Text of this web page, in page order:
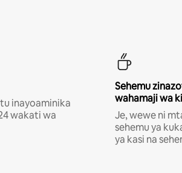
inayoaminika
wakati wa
Sehemu
wahamaji wa
Je, wewe ni
sehemu ya
ya kasi na